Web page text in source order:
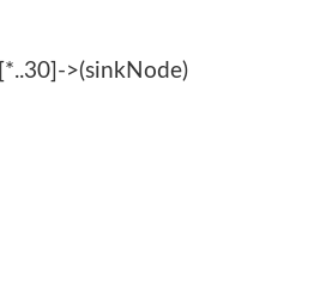
>(sinkNode)